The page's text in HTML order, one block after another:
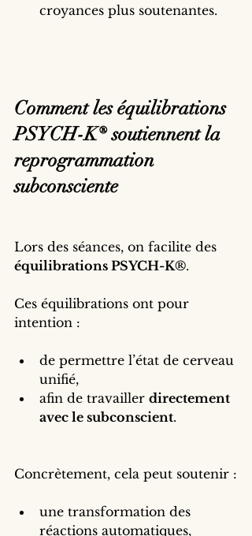
croyances plus soutenantes.
Comment les équilibrations
PSYCH-K® soutiennent la
reprogrammation
subconsciente
Lors des séances, on facilite des
équilibrations PSYCH-K®.
Ces équilibrations ont pour
intention :
de permettre l’état de cerveau
unifié,
afin de travailler directement
avec le subconscient.
Concrètement, cela peut soutenir :
une transformation des
réactions automatiques,